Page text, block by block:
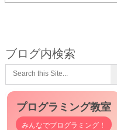
ブログ内検索
プログラミング教室
みんなでプログラミング！